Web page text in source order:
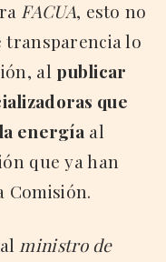
FACUA, esto no
transparencia lo
al publicar
que
energía al
que ya han
Comisión.
ministro de